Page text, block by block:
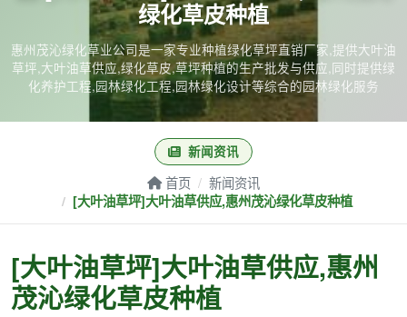
绿化草皮种植
惠州茂沁绿化草业公司是一家专业种植绿化草坪直销厂家,提供大叶油
草坪,大叶油草供应,绿化草皮,草坪种植的生产批发与供应,同时提供绿
化养护工程,园林绿化工程,园林绿化设计等综合的园林绿化服务
新闻资讯
首页 新闻资讯
[大叶油草坪]大叶油草供应,惠州茂沁绿化草皮种植
[大叶油草坪]大叶油草供应,惠州
茂沁绿化草皮种植